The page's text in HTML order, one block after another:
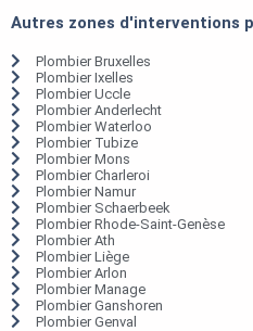
Autres zones d'interventions
Plombier Bruxelles
Plombier Ixelles
Plombier Uccle
Plombier Anderlecht
Plombier Waterloo
Plombier Tubize
Plombier Mons
Plombier Charleroi
Plombier Namur
Plombier Schaerbeek
Plombier Rhode-Saint-Genèse
Plombier Ath
Plombier Liège
Plombier Arlon
Plombier Manage
Plombier Ganshoren
Plombier Genval